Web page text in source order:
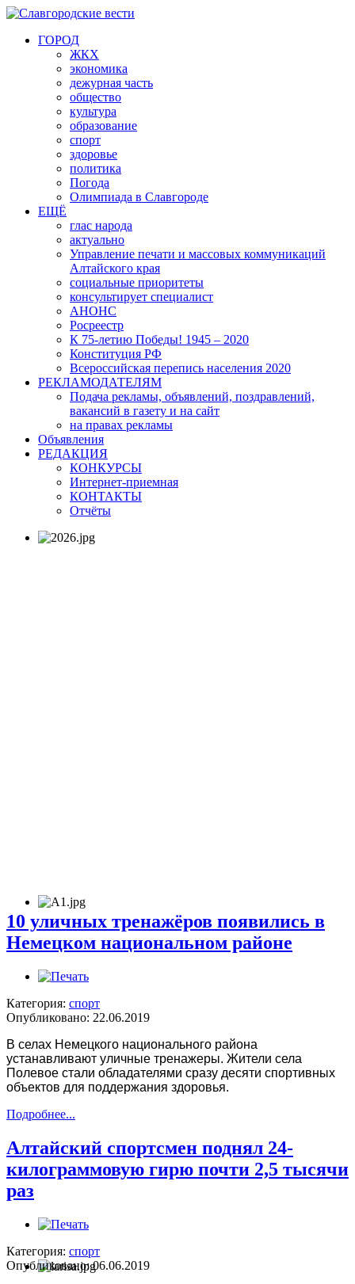
ГОРОД
ЖКХ
экономика
дежурная часть
общество
культура
образование
спорт
здоровье
политика
Погода
Олимпиада в Славгороде
ЕЩЁ
глас народа
актуально
Управление печати и массовых коммуникаций
Алтайского края
социальные приоритеты
консультирует специалист
АНОНС
Росреестр
К 75-летию Победы! 1945 – 2020
Конституция РФ
Всероссийская перепись населения 2020
РЕКЛАМОДАТЕЛЯМ
Подача рекламы, объявлений, поздравлений,
вакансий в газету и на сайт
на правах рекламы
Объявления
РЕДАКЦИЯ
КОНКУРСЫ
Интернет-приемная
КОНТАКТЫ
Отчёты
10 уличных тренажёров появились в
Немецком национальном районе
Категория: спорт
Опубликовано: 22.06.2019
В селах Немецкого национального района
устанавливают уличные тренажеры. Жители села
Полевое стали обладателями сразу десяти спортивных
объектов для поддержания здоровья.
Подробнее...
Алтайский спортсмен поднял 24-
килограммовую гирю почти 2,5 тысячи
раз
Категория: спорт
Опубликовано: 06.06.2019